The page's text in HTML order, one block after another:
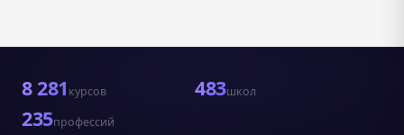
8 281 курсов 483школ
235профессий